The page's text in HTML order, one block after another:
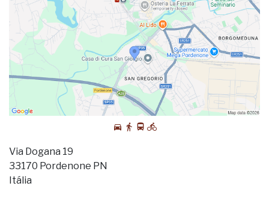
Via Dogana 19
33170 Pordenone PN
Itália